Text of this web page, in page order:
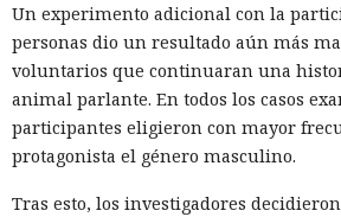
Un experimento adicional con la
personas dio un resultado aún más
voluntarios que continuaran una
animal parlante. En todos los casos
participantes eligieron con mayor
protagonista el género masculino.
Tras esto, los investigadores